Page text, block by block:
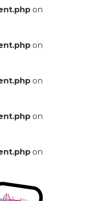
on
on
on
on
on